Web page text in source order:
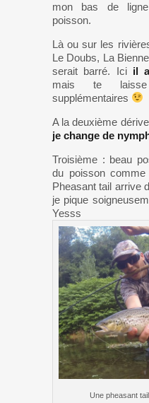
mon bas de
poisson.
Là ou sur les
Le Doubs, La
serait barré. Ici il
mais te laisse
supplémentaires
A la deuxième
je change de
Troisième : beau
du poisson
Pheasant tail arrive
je pique
Yesss
Une pheasant